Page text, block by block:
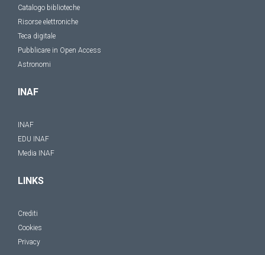
Catalogo biblioteche
Risorse elettroniche
Teca digitale
Pubblicare in Open Access
Astronomi
INAF
INAF
EDU INAF
Media INAF
LINKS
Crediti
Cookies
Privacy